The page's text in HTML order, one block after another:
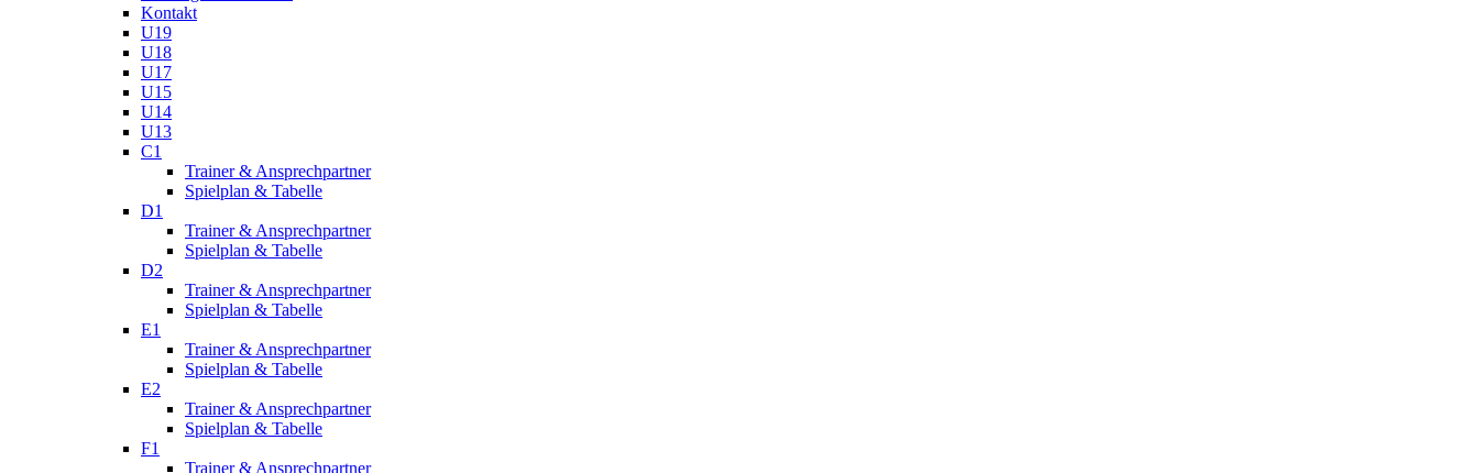
Kontakt
U19
U18
U17
U15
U14
U13
C1
Trainer & Ansprechpartner
Spielplan & Tabelle
D1
Trainer & Ansprechpartner
Spielplan & Tabelle
D2
Trainer & Ansprechpartner
Spielplan & Tabelle
E1
Trainer & Ansprechpartner
Spielplan & Tabelle
E2
Trainer & Ansprechpartner
Spielplan & Tabelle
F1
Trainer & Ansprechpartner